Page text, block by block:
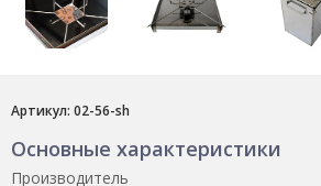
Артикул: 02-56-sh
Основные характеристики
Производитель